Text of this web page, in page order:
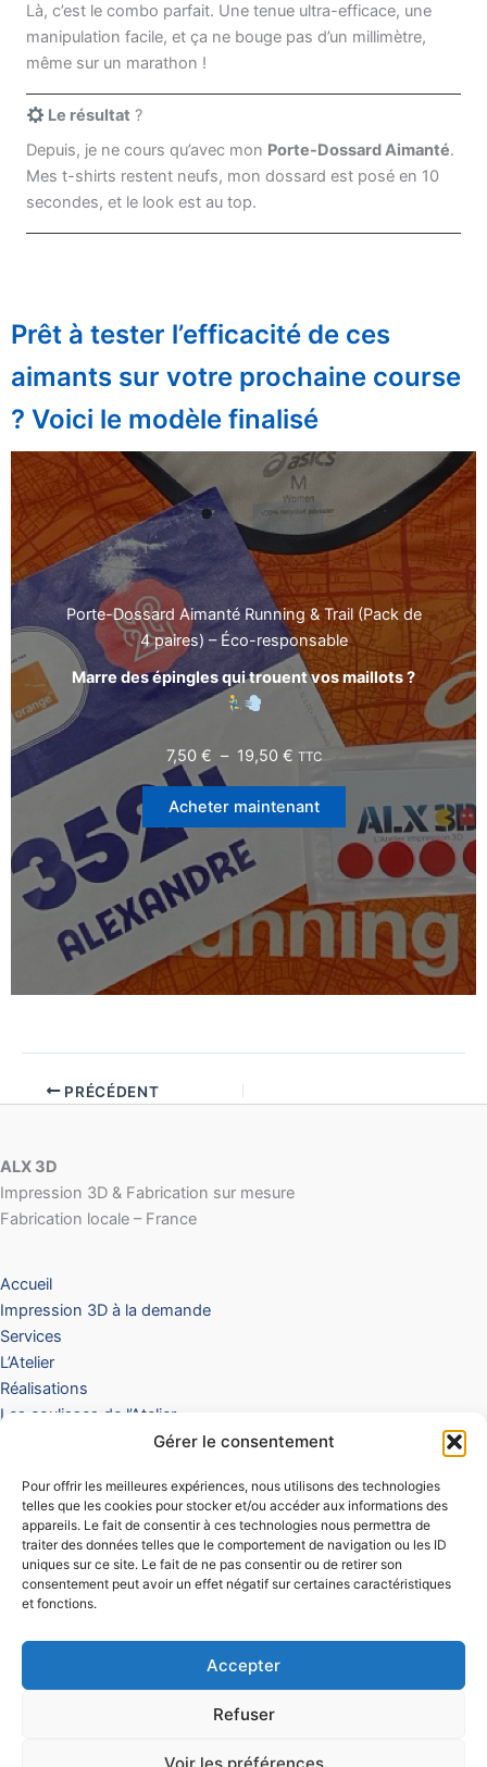
Gérer le consentement
Pour offrir les meilleures expériences, nous utilisons des technologies
telles que les cookies pour stocker et/ou accéder aux informations des
appareils. Le fait de consentir à ces technologies nous permettra de
traiter des données telles que le comportement de navigation ou les ID
uniques sur ce site. Le fait de ne pas consentir ou de retirer son
consentement peut avoir un effet négatif sur certaines caractéristiques
et fonctions.
Accepter
Refuser
Voir les préférences
Là, c’est le combo parfait. Une tenue ultra-efficace, une
manipulation facile, et ça ne bouge pas d’un millimètre,
même sur un marathon !
Le résultat ?
Depuis, je ne cours qu’avec mon Porte-Dossard Aimanté.
Mes t-shirts restent neufs, mon dossard est posé en 10
secondes, et le look est au top.
Prêt à tester l’efficacité de ces
aimants sur votre prochaine course
? Voici le modèle finalisé
Porte-Dossard Aimanté Running & Trail (Pack de
4 paires) – Éco-responsable
Marre des épingles qui trouent vos maillots ?
7,50 € – 19,50 €Plage
prix :
7,50 €
19,50 €
TTC
Acheter maintenant
PRÉCÉDENT
ALX 3D
Impression 3D & Fabrication sur mesure
Fabrication locale – France
Accueil
Impression 3D à la demande
Services
L’Atelier
Réalisations
Les coulisses de l’Atelier
Panier
Contact / Devis
Mentions légales
Conditions Générales de Vente
Politique de remboursements et retours